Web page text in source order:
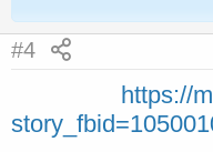
#4
https://